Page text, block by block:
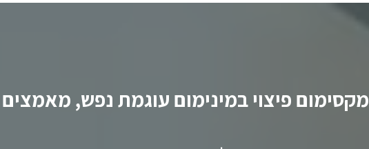
מקסימום פיצוי במינימום עוגמת נפש, מאמצים